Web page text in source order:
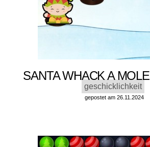
SANTA WHACK A MOLE
geschicklichkeit
gepostet am 26.11.2024